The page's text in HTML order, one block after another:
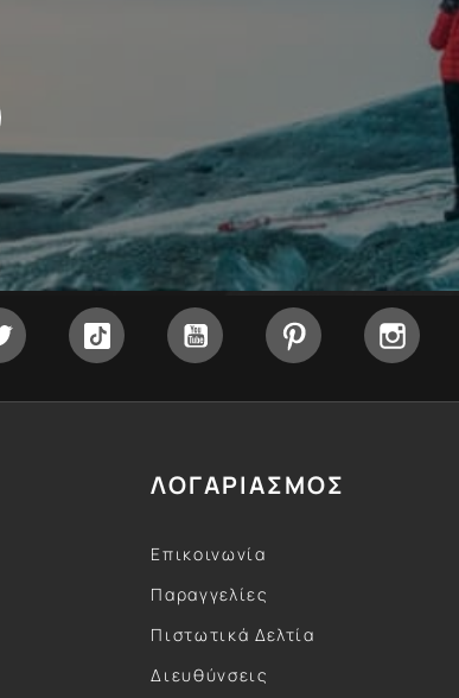
Twitter Tiktok YouTube Pinterest
ΛΟΓΑΡΙΑΣΜΟΣ
Επικοινωνία
Παραγγελίες
Πιστωτικά Δελτία
Διευθύνσεις